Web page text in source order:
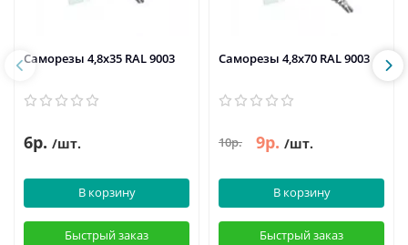
Саморезы 4,8х35 RAL 9003
6р. /шт.
В корзину
Быстрый заказ
Саморезы 4,8х70 RAL 9003
10р. 9р. /шт.
В корзину
Быстрый заказ